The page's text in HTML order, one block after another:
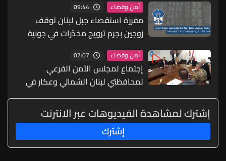
أمن وقضاء 09:44
مفرزة استقصاء جبل لبنان توقف
زوجين بجرم ترويج مخدّرات في جونية
وتضبط كمية منها
أمن وقضاء 07:07
إجتماع لمجلس الأمن الفرعي
لمحافظتي لبنان الشمالي وعكار في
سرايا طرابلس...
إشترك لمشاهدة الفيديوهات عبر الانترنت
إشترك